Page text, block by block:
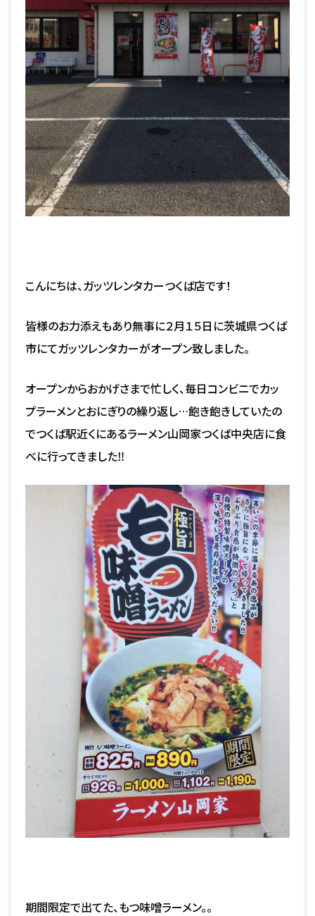
こんにちは、ガッツレンタカーつくば店です！
皆様のお力添えもあり無事に２月１５日に茨城県つくば
市にてガッツレンタカーがオープン致しました。
オープンからおかげさまで忙しく、毎日コンビニでカッ
プラーメンとおにぎりの繰り返し…飽き飽きしていたの
でつくば駅近くにあるラーメン山岡家つくば中央店に食
べに行ってきました‼
期間限定で出てた、もつ味噌ラーメン。。